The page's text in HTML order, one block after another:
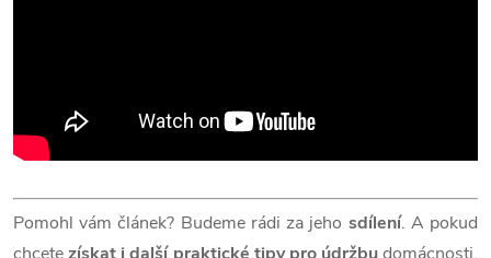
Pomohl vám článek? Budeme rádi za jeho sdílení. A pokud
chcetezískat i další praktické tipy pro údržbudomácnosti,